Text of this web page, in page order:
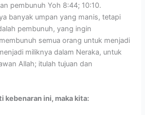
pembunuh Yoh 8:44; 10:10.
banyak umpan yang manis, tetapi
pembunuh, yang ingin
semua orang untuk menjadi
miliknya dalam Neraka, untuk
Allah; itulah tujuan dan
kebenaran ini, maka kita: